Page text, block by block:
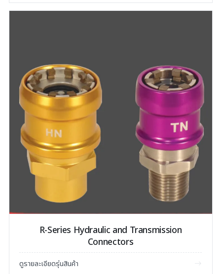
R-Series Hydraulic and Transmission
Connectors
ดูรายละเอียดรุ่นสินค้า